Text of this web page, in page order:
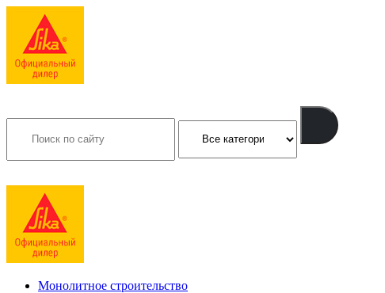
Монолитное строительство